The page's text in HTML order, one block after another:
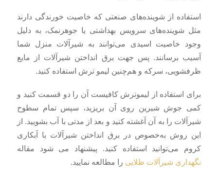
استفاده از شوینده‌های صنعتی که خاصیت خورندگی دارند
مثل شوینده‌های سرویس بهداشتی یا جوهرنمک، به دلیل
وجود خاصیت اسیدی می‌توانند به شیرآلات منزل شما
آسیب برسانند. پس جهت برق انداختن شیرآلات از مایع
ظرفشویی، سرکه و هم‌چنین لیمو ترش استفاده کنید.
برای استفاده از لیموترش کافیست آن را دو قسمت کنید و
کمی جوش شیرین روی آن بریزید، سپس تمام سطوح
شیرآلات را به آن آغشته کنید و بعد از مدتی با آب بشویید. از
این روش به‌خصوص در برق انداختن شیرآلات با آبکاری
کروم می‌توانید استفاده کنید. پیشنهاد می شود مقاله
نگهداری شیرآلات طلایی را مطالعه نمایید.